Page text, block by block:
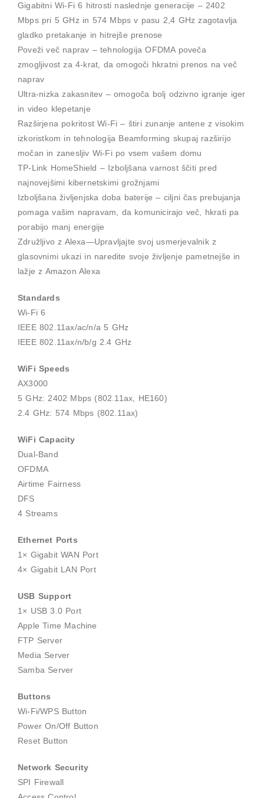
Gigabitni Wi-Fi 6 hitrosti naslednje generacije – 2402
Mbps pri 5 GHz in 574 Mbps v pasu 2,4 GHz zagotavlja
gladko pretakanje in hitrejše prenose
Poveži več naprav – tehnologija OFDMA poveča
zmogljivost za 4-krat, da omogoči hkratni prenos na več
naprav
Ultra-nizka zakasnitev – omogoča bolj odzivno igranje iger
in video klepetanje
Razširjena pokritost Wi-Fi – štiri zunanje antene z visokim
izkoristkom in tehnologija Beamforming skupaj razširijo
močan in zanesljiv Wi-Fi po vsem vašem domu
TP-Link HomeShield – Izboljšana varnost ščiti pred
najnovejšimi kibernetskimi grožnjami
Izboljšana življenjska doba baterije – ciljni čas prebujanja
pomaga vašim napravam, da komunicirajo več, hkrati pa
porabijo manj energije
Združljivo z Alexa—Upravljajte svoj usmerjevalnik z
glasovnimi ukazi in naredite svoje življenje pametnejše in
lažje z Amazon Alexa
Standards
Wi-Fi 6
IEEE 802.11ax/ac/n/a 5 GHz
IEEE 802.11ax/n/b/g 2.4 GHz
WiFi Speeds
AX3000
5 GHz: 2402 Mbps (802.11ax, HE160)
2.4 GHz: 574 Mbps (802.11ax)
WiFi Capacity
Dual-Band
OFDMA
Airtime Fairness
DFS
4 Streams
Ethernet Ports
1× Gigabit WAN Port
4× Gigabit LAN Port
USB Support
1× USB 3.0 Port
Apple Time Machine
FTP Server
Media Server
Samba Server
Buttons
Wi-Fi/WPS Button
Power On/Off Button
Reset Button
Network Security
SPI Firewall